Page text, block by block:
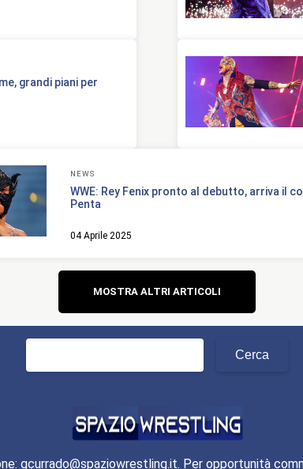
grandi piani per
NEWS
WWE: Rey Fenix pronto al debutto, arriva il
Penta
04 Aprile 2025
Navigazione
articoli
MOSTRA ALTRI ARTICOLI
Ricerca
gcurrado@spaziowrestling.it. Per opportunità